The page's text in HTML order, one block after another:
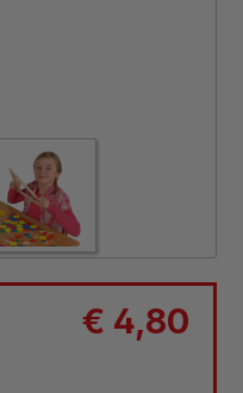
€ 4,80